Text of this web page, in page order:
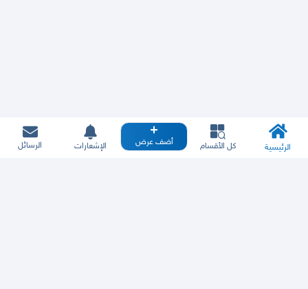
الرئيسية كل الأقسام أضف عرض الإشعارات الرسائل